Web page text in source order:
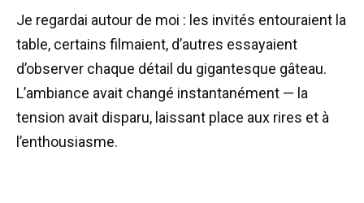
Je regardai autour de moi : les invités entouraient la
table, certains filmaient, d’autres essayaient
d’observer chaque détail du gigantesque gâteau.
L’ambiance avait changé instantanément — la
tension avait disparu, laissant place aux rires et à
l’enthousiasme.